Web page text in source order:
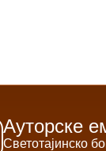
Ауторске
Светотајинско